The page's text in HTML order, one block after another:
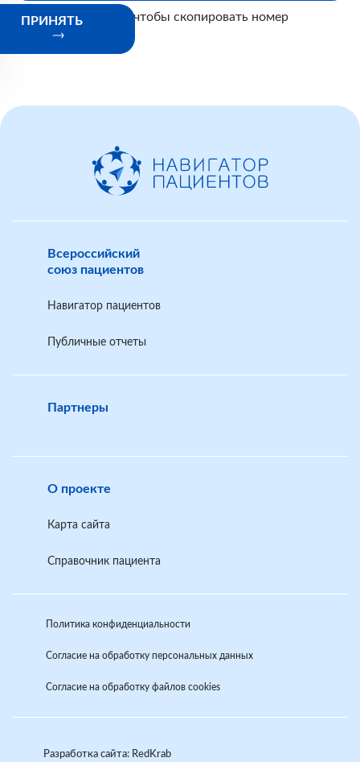
разделом IV
приложения Правилам
Нажмите, чтобы скопировать номер
ПРИНЯТЬ
Всероссийский
союз пациентов
Навигатор пациентов
Публичные отчеты
Партнеры
О проекте
Карта сайта
Справочник пациента
Разработка сайта: RedKrab
Политика конфиденциальности
Согласие на обработку персональных данных
Согласие на обработку файлов cookies